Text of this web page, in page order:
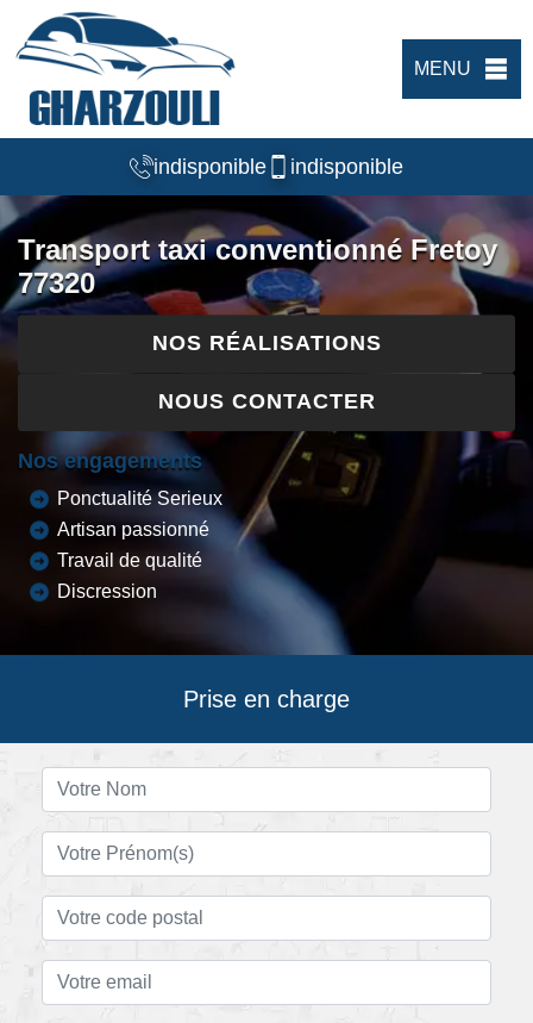
MENU
indisponible indisponible
Transport taxi conventionné Fretoy
77320
NOS RÉALISATIONS
NOUS CONTACTER
Nos engagements
Ponctualité Serieux
Artisan passionné
Travail de qualité
Discression
Prise en charge